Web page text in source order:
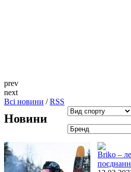
prev
next
Всi новини /RSS
Новини
Briko –